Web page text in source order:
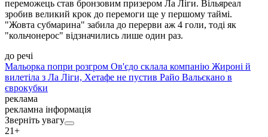
переможець став бронзовим призером Ла Ліги. Вільяреал
зробив великий крок до перемоги ще у першому таймі.
"Жовта субмарина" забила до перерви аж 4 голи, тоді як
"кольчонерос" відзначились лише один раз.
до речі
Мальорка попри розгром Ов'єдо склала компанію Жироні й
вилетіла з Ла Ліги, Хетафе не пустив Райо Вальєкано в
єврокубки
реклама
рекламна інформація
Зверніть увагу
21+